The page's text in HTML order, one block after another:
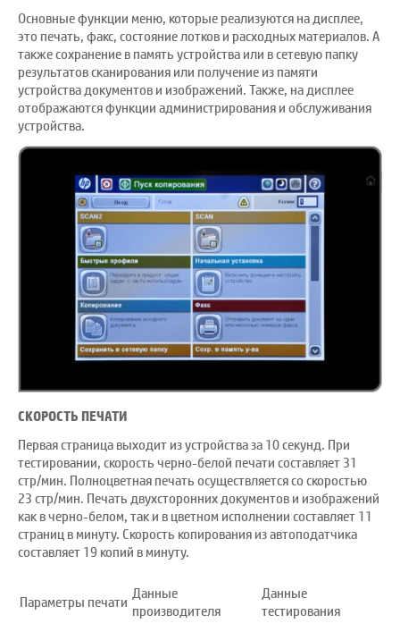
Основные функции меню, которые реализуются на дисплее,
это печать, факс, состояние лотков и расходных материалов. А
также сохранение в память устройства или в сетевую папку
результатов сканирования или получение из памяти
устройства документов и изображений. Также, на дисплее
отображаются функции администрирования и обслуживания
устройства.
СКОРОСТЬ ПЕЧАТИ
Первая страница выходит из устройства за 10 секунд. При
тестировании, скорость черно-белой печати составляет 31
стр/мин. Полноцветная печать осуществляется со скоростью
23 стр/мин. Печать двухсторонних документов и изображений
как в черно-белом, так и в цветном исполнении составляет 11
страниц в минуту. Скорость копирования из автоподатчика
составляет 19 копий в минуту.
Параметры печати Данные
производителя
Данные
тестирования